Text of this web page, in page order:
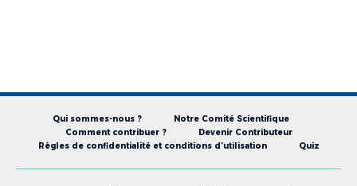
Qui sommes-nous ?
Notre Comité Scientifique
Comment contribuer ?
Devenir Contributeur
Règles de confidentialité et conditions d’utilisation
Quiz